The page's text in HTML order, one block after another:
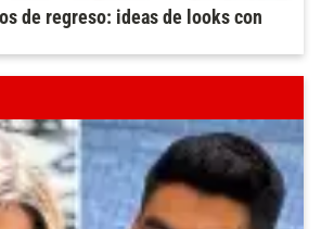
de regreso: ideas de looks con